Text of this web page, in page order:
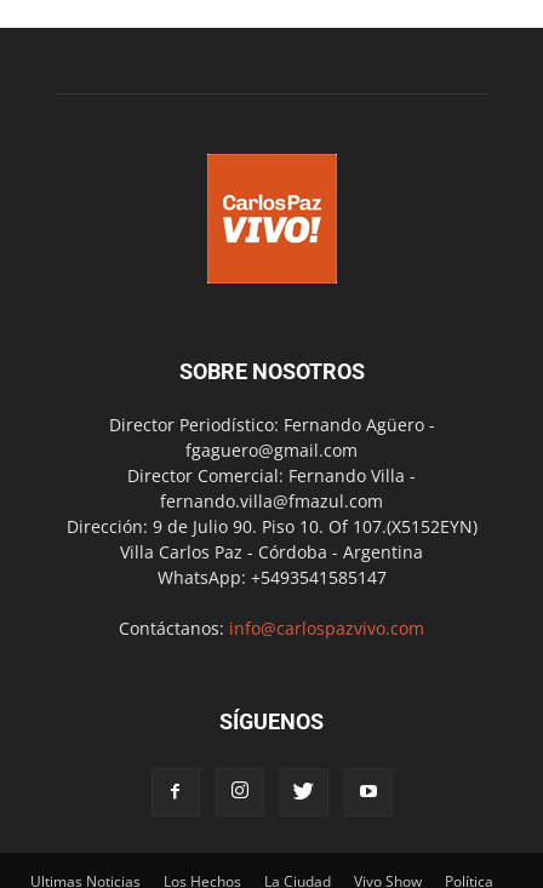
SOBRE NOSOTROS
Director Periodístico: Fernando Agüero -
fgaguero@gmail.com
Director Comercial: Fernando Villa -
fernando.villa@fmazul.com
Dirección: 9 de Julio 90. Piso 10. Of 107.(X5152EYN)
Villa Carlos Paz - Córdoba - Argentina
WhatsApp: +5493541585147
Contáctanos: info@carlospazvivo.com
SÍGUENOS
Ultimas Noticias Los Hechos La Ciudad Vivo Show Política